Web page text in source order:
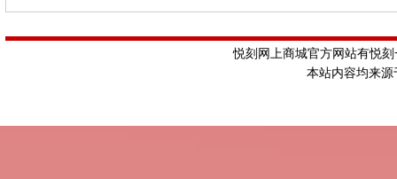
悦刻网上商城官方网站有悦
本站内容均来